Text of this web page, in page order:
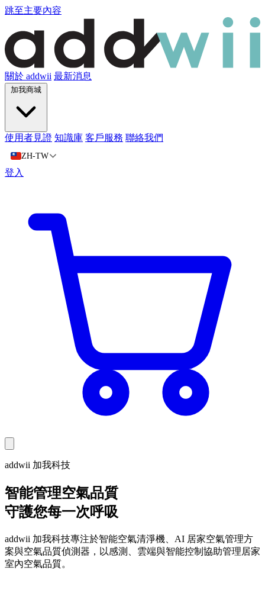
跳至主要內容
關於 addwii 最新消息
加我商城
使用者見證 知識庫 客戶服務 聯絡我們
ZH-TW
登入
addwii 加我科技
智能管理空氣品質
守護您每一次呼吸
addwii 加我科技專注於智能空氣清淨機、AI 居家空氣管理方
案與空氣品質偵測器，以感測、雲端與智能控制協助管理居家
室內空氣品質。